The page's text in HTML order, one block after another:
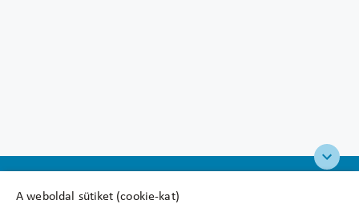
A weboldal sütiket (cookie-kat)